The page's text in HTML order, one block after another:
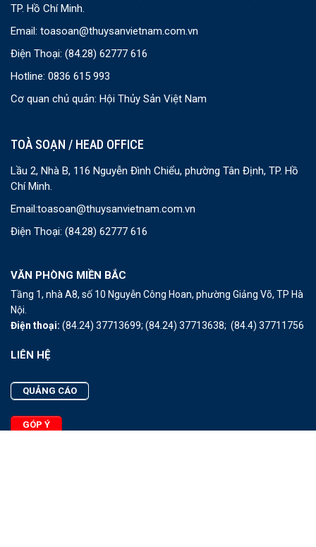
TP. Hồ Chí Minh.
Email: toasoan@thuysanvietnam.com.vn
Điện Thoại: (84.28) 62777 616
Hotline: 0836 615 993
Cơ quan chủ quản: Hội Thủy Sản Việt Nam
TOÀ SOẠN / HEAD OFFICE
Lầu 2, Nhà B, 116 Nguyễn Đình Chiểu, phường Tân Định, TP. Hồ
Chí Minh.
Email:toasoan@thuysanvietnam.com.vn
Điện Thoại: (84.28) 62777 616
VĂN PHÒNG MIỀN BẮC
Tầng 1, nhà A8, số 10 Nguyễn Công Hoan, phường Giảng Võ, TP Hà
Nội.
Điện thoại: (84.24) 37713699; (84.24) 37713638; (84.4) 37711756
LIÊN HỆ
QUẢNG CÁO
GÓP Ý